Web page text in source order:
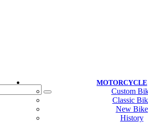
MOTORCYCLE
Custom
Classic
New Bike
History